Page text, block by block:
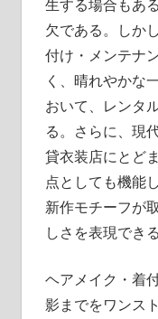
生する場合もあ
欠である。しか
付け・メンテナ
く、晴れやかな
おいて、レンタ
る。さらに、現
貸衣装店にとど
点としても機能
新作モチーフが
しさを表現でき
ヘアメイク・着
影までをワンス